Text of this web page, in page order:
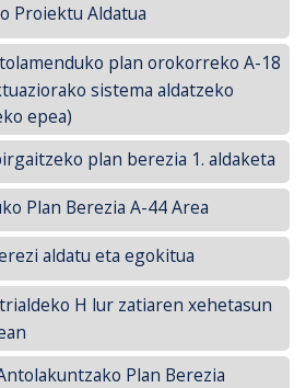
Proiektu Aldatua
plan orokorreko A-18
sistema aldatzeko
epea)
plan berezia 1. aldaketa
Plan Berezia A-44 Area
aldatu eta egokitua
H lur zatiaren xehetasun
Plan Berezia